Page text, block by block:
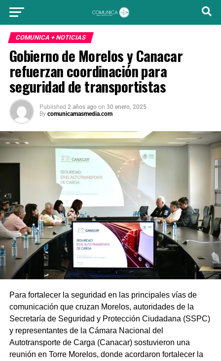
COMUNICA + NOTICIAS
Gobierno de Morelos y Canacar
refuerzan coordinación para
seguridad de transportistas
Published 2 años ago on 30 enero, 2025
By comunicamasmedia.com
Para fortalecer la seguridad en las principales vías de
comunicación que cruzan Morelos, autoridades de la
Secretaría de Seguridad y Protección Ciudadana (SSPC)
y representantes de la Cámara Nacional del
Autotransporte de Carga (Canacar) sostuvieron una
reunión en Torre Morelos, donde acordaron fortalecer la